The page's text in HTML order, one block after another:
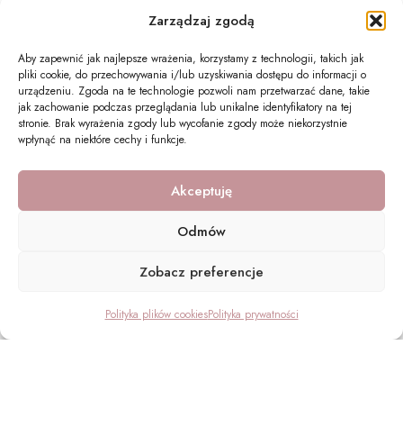
Zarządzaj zgodą
Aby zapewnić jak najlepsze wrażenia, korzystamy z technologii, takich jak
pliki cookie, do przechowywania i/lub uzyskiwania dostępu do informacji o
urządzeniu. Zgoda na te technologie pozwoli nam przetwarzać dane, takie
jak zachowanie podczas przeglądania lub unikalne identyfikatory na tej
stronie. Brak wyrażenia zgody lub wycofanie zgody może niekorzystnie
wpłynąć na niektóre cechy i funkcje.
Akceptuję
Odmów
Zobacz preferencje
Polityka plików cookiesPolityka prywatności